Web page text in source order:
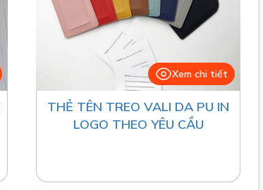
Xem chi tiết
THẺ TÊN TREO VALI DA PU IN
LOGO THEO YÊU CẦU